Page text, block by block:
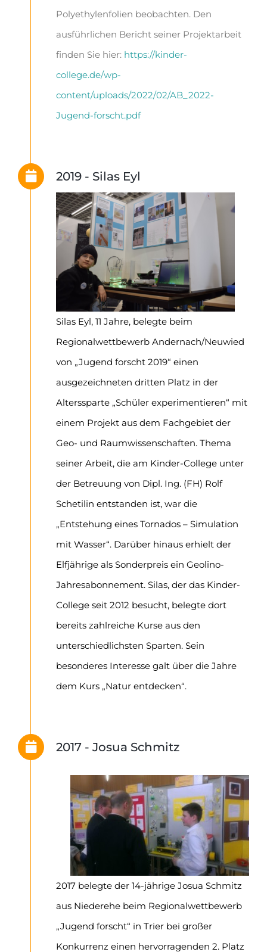
Polyethylenfolien beobachten. Den
ausführlichen Bericht seiner Projektarbeit
finden Sie hier: https://kinder-
college.de/wp-
content/uploads/2022/02/AB_2022-
Jugend-forscht.pdf
2019 - Silas Eyl
Silas Eyl, 11 Jahre, belegte beim
Regionalwettbewerb Andernach/Neuwied
von „Jugend forscht 2019“ einen
ausgezeichneten dritten Platz in der
Alterssparte „Schüler experimentieren“ mit
einem Projekt aus dem Fachgebiet der
Geo- und Raumwissenschaften. Thema
seiner Arbeit, die am Kinder-College unter
der Betreuung von Dipl. Ing. (FH) Rolf
Schetilin entstanden ist, war die
„Entstehung eines Tornados – Simulation
mit Wasser“. Darüber hinaus erhielt der
Elfjährige als Sonderpreis ein Geolino-
Jahresabonnement. Silas, der das Kinder-
College seit 2012 besucht, belegte dort
bereits zahlreiche Kurse aus den
unterschiedlichsten Sparten. Sein
besonderes Interesse galt über die Jahre
dem Kurs „Natur entdecken“.
2017 - Josua Schmitz
2017 belegte der 14-jährige Josua Schmitz
aus Niederehe beim Regionalwettbewerb
„Jugend forscht“ in Trier bei großer
Konkurrenz einen hervorragenden 2. Platz